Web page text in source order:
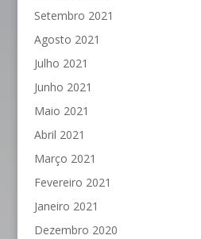
Setembro 2021
Agosto 2021
Julho 2021
Junho 2021
Maio 2021
Abril 2021
Março 2021
Fevereiro 2021
Janeiro 2021
Dezembro 2020